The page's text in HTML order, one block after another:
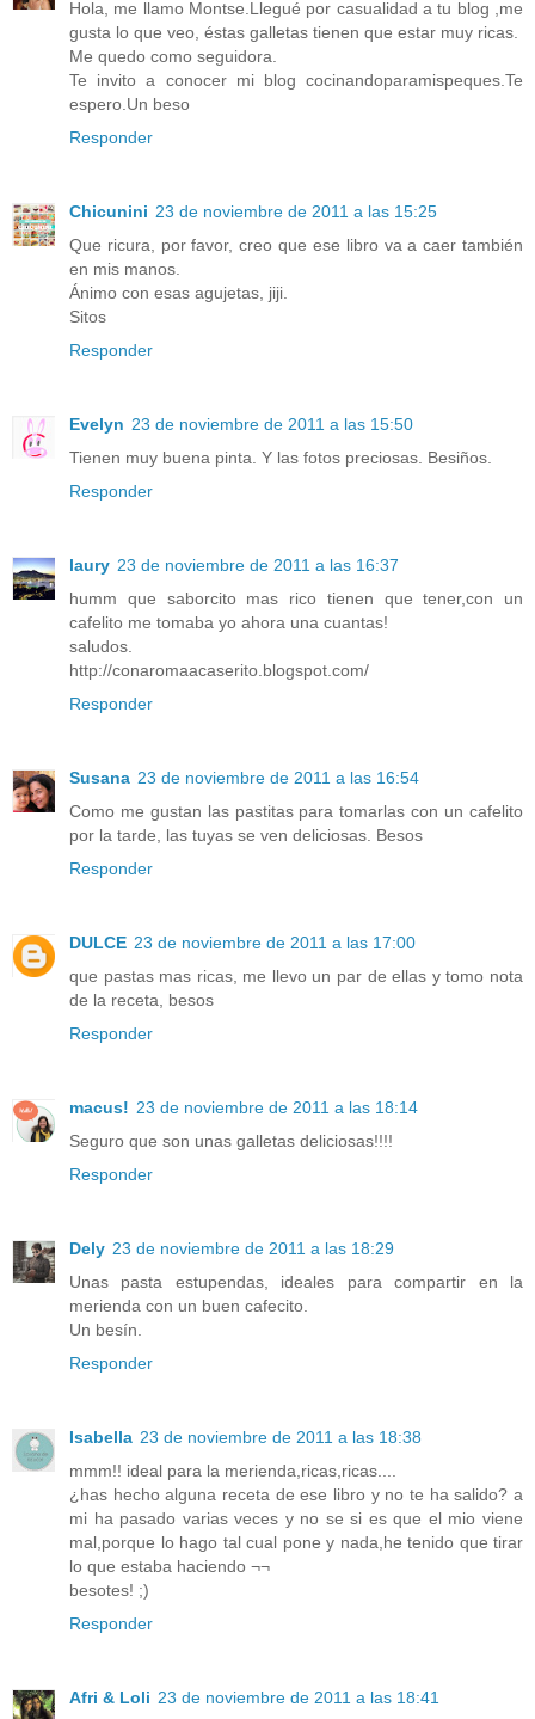
Hola, me llamo Montse.Llegué por casualidad a tu blog ,me
gusta lo que veo, éstas galletas tienen que estar muy ricas.
Me quedo como seguidora.
Te invito a conocer mi blog cocinandoparamispeques.Te
espero.Un beso
Responder
Chicunini 23 de noviembre de 2011 a las 15:25
Que ricura, por favor, creo que ese libro va a caer también
en mis manos.
Ánimo con esas agujetas, jiji.
Sitos
Responder
Evelyn 23 de noviembre de 2011 a las 15:50
Tienen muy buena pinta. Y las fotos preciosas. Besiños.
Responder
laury 23 de noviembre de 2011 a las 16:37
humm que saborcito mas rico tienen que tener,con un
cafelito me tomaba yo ahora una cuantas!
saludos.
http://conaromaacaserito.blogspot.com/
Responder
Susana 23 de noviembre de 2011 a las 16:54
Como me gustan las pastitas para tomarlas con un cafelito
por la tarde, las tuyas se ven deliciosas. Besos
Responder
DULCE 23 de noviembre de 2011 a las 17:00
que pastas mas ricas, me llevo un par de ellas y tomo nota
de la receta, besos
Responder
macus! 23 de noviembre de 2011 a las 18:14
Seguro que son unas galletas deliciosas!!!!
Responder
Dely 23 de noviembre de 2011 a las 18:29
Unas pasta estupendas, ideales para compartir en la
merienda con un buen cafecito.
Un besín.
Responder
Isabella 23 de noviembre de 2011 a las 18:38
mmm!! ideal para la merienda,ricas,ricas....
¿has hecho alguna receta de ese libro y no te ha salido? a
mi ha pasado varias veces y no se si es que el mio viene
mal,porque lo hago tal cual pone y nada,he tenido que tirar
lo que estaba haciendo ¬¬
besotes! ;)
Responder
Afri & Loli 23 de noviembre de 2011 a las 18:41